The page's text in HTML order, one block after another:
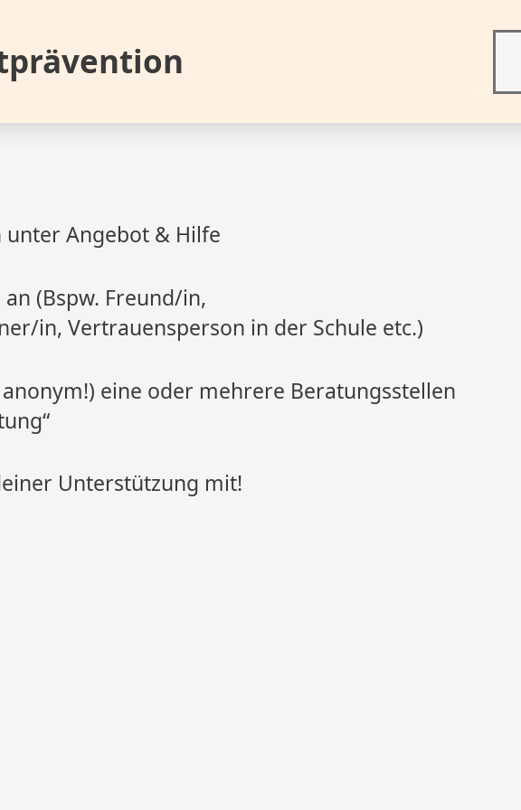
unter Angebot & Hilfe
(Bspw. Freund/in,
in, Vertrauensperson in der Schule etc.)
eine oder mehrere Beratungsstellen
Unterstützung mit!